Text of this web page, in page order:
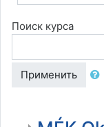
Поиск курса
Применить